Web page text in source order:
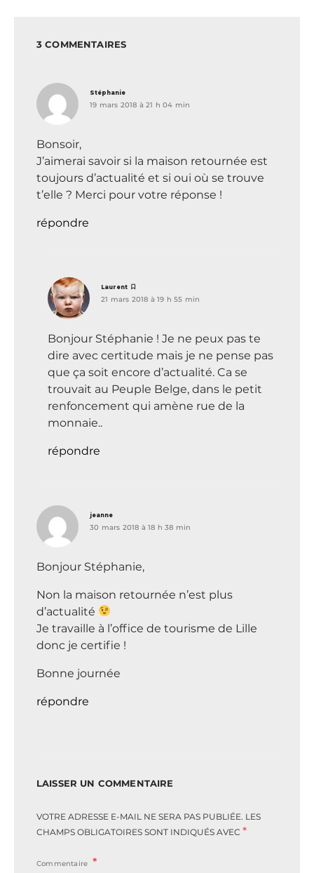
3 COMMENTAIRES
Stéphanie
19 mars 2018 à 21 h 04 min
Bonsoir,
J’aimerai savoir si la maison retournée est
toujours d’actualité et si oui où se trouve
t’elle ? Merci pour votre réponse !
répondre
Laurent
21 mars 2018 à 19 h 55 min
Bonjour Stéphanie ! Je ne peux pas te
dire avec certitude mais je ne pense pas
que ça soit encore d’actualité. Ca se
trouvait au Peuple Belge, dans le petit
renfoncement qui amène rue de la
monnaie..
répondre
jeanne
30 mars 2018 à 18 h 38 min
Bonjour Stéphanie,
Non la maison retournée n’est plus
d’actualité
Je travaille à l’office de tourisme de Lille
donc je certifie !
Bonne journée
répondre
LAISSER UN COMMENTAIRE
VOTRE ADRESSE E-MAIL NE SERA PAS PUBLIÉE. LES
CHAMPS OBLIGATOIRES SONT INDIQUÉS AVEC *
Commentaire